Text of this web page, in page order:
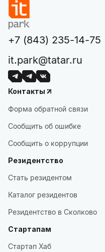
+7 (843) 235-14-75
it.park@tatar.ru
Контакты
Форма обратной связи
Сообщить об ошибке
Сообщить о коррупции
Резидентство
Стать резидентом
Каталог резидентов
Резидентство в Сколково
Стартапам
Стартап Хаб